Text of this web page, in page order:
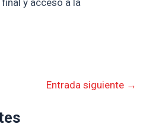
y acceso a la
Entrada siguiente →